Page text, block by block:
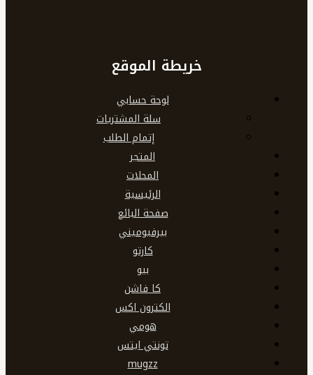
خريطة الموقع
لوحة حسابي
سلة المشتريات
إتمام الطلب
المتجر
المحلات
الرئيسية
صفحة البائع
بيرفيوميني
كارتو
بيو
كا فاشن
الكترون اكس
هومي
تونتي ايتس
mugzz